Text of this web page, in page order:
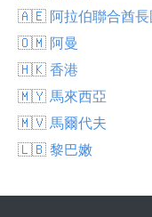
🇦🇪 阿拉伯聯合酋長
🇴🇲 阿曼
🇭🇰 香港
🇲🇾 馬來西亞
🇲🇻 馬爾代夫
🇱🇧 黎巴嫩